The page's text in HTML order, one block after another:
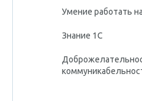
Умение работать
Знание 1С